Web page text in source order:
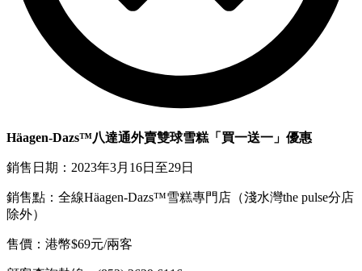
Häagen-Dazs™八達通外賣雙球雪糕「買一送一」優惠
銷售日期：2023年3月16日至29日
銷售點：全線Häagen-Dazs™雪糕專門店（淺水灣the pulse分店
除外）
售價：港幣$69元/兩客